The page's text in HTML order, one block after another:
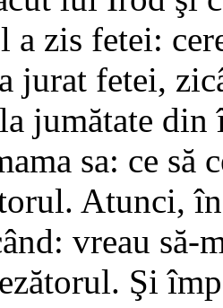
a zis fetei:
jurat fetei,
jumătate din
sa: ce
Atunci,
vreau să-
Şi